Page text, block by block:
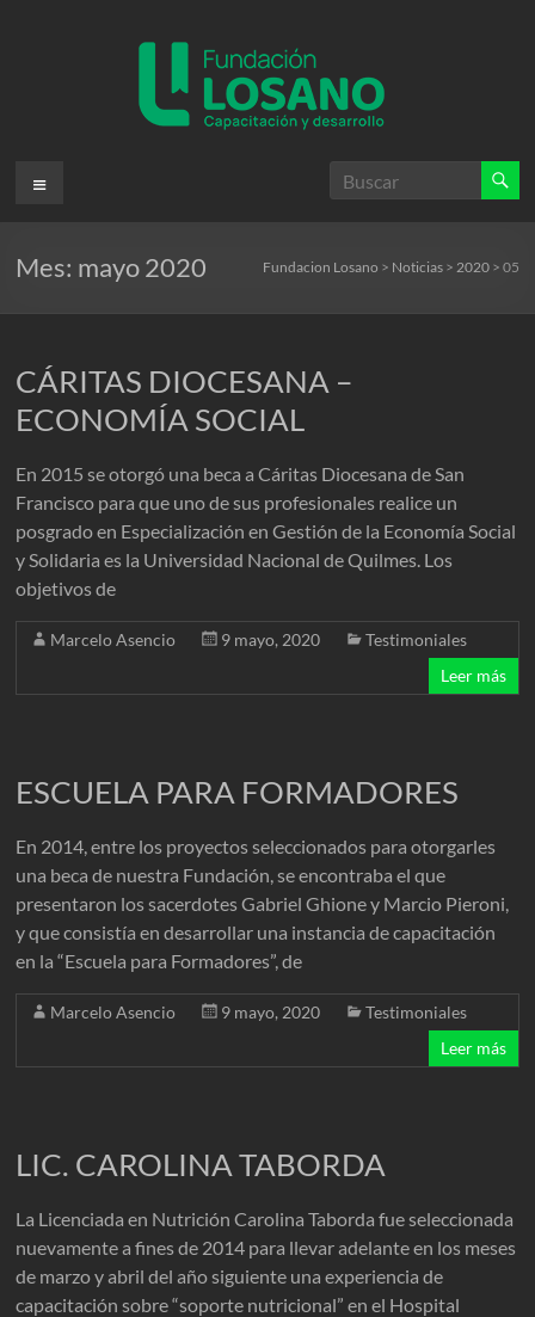
Fundacion
Fundación
la
capacitación
desarrollo
Menú
Mes: mayo 2020 Fundacion Losano > Noticias> 2020> 05
CÁRITAS DIOCESANA –
ECONOMÍA SOCIAL
En 2015 se otorgó una beca a Cáritas Diocesana de San
Francisco para que uno de sus profesionales realice un
posgrado en Especialización en Gestión de la Economía Social
y Solidaria es la Universidad Nacional de Quilmes. Los
objetivos de
Marcelo Asencio 9 mayo, 2020
Testimoniales
Leer más
ESCUELA PARA FORMADORES
En 2014, entre los proyectos seleccionados para otorgarles
una beca de nuestra Fundación, se encontraba el que
presentaron los sacerdotes Gabriel Ghione y Marcio Pieroni,
y que consistía en desarrollar una instancia de capacitación
en la “Escuela para Formadores”, de
Marcelo Asencio 9 mayo, 2020
Testimoniales
Leer más
LIC. CAROLINA TABORDA
La Licenciada en Nutrición Carolina Taborda fue seleccionada
nuevamente a fines de 2014 para llevar adelante en los meses
de marzo y abril del año siguiente una experiencia de
capacitación sobre “soporte nutricional” en el Hospital